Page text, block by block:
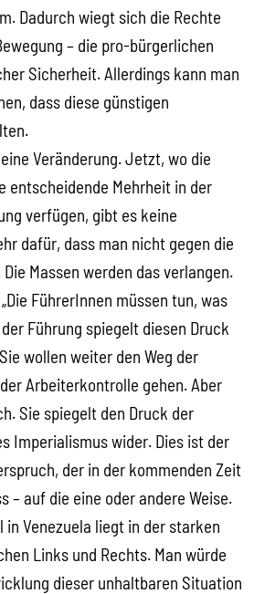
Dadurch wiegt sich die Rechte
– die pro-bürgerlichen
Sicherheit. Allerdings kann man
dass diese günstigen
Veränderung. Jetzt, wo die
entscheidende Mehrheit in der
verfügen, gibt es keine
dafür, dass man nicht gegen die
Massen werden das verlangen.
FührerInnen müssen tun, was
Führung spiegelt diesen Druck
wollen weiter den Weg der
Arbeiterkontrolle gehen. Aber
Sie spiegelt den Druck der
Imperialismus wider. Dies ist der
der in der kommenden Zeit
– auf die eine oder andere Weise.
in Venezuela liegt in der starken
Links und Rechts. Man würde
dieser unhaltbaren Situation